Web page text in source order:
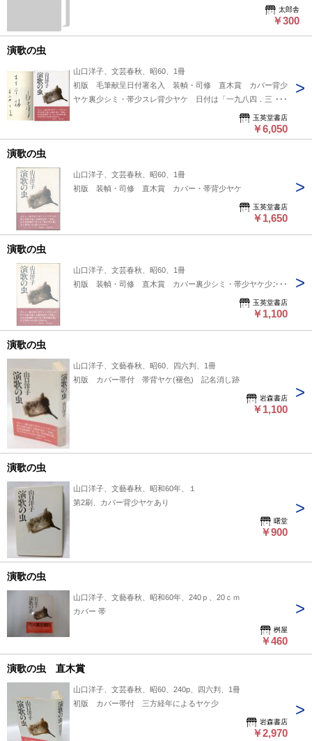
https://www.dropbox.com/scl/fi/mq55pu8m3oeiz6i26bf9f/93733.jpg?
太郎舎
￥300
演歌の虫
山口洋子、文芸春秋、昭60、1冊
初版 毛筆献呈日付署名入 装幀・司修 直木賞 カバー背少
ヤケ裏少シミ・帯少スレ背少ヤケ 日付は「一九八四．三．十
九」と読み取れるが「一九八五」の書き間違いか
玉英堂書店
￥6,050
演歌の虫
山口洋子、文芸春秋、昭60、1冊
初版 装幀・司修 直木賞 カバー・帯背少ヤケ
玉英堂書店
￥1,650
演歌の虫
山口洋子、文芸春秋、昭60、1冊
初版 装幀・司修 直木賞 カバー裏少シミ・帯少ヤケ少スレ
玉英堂書店
￥1,100
演歌の虫
山口洋子、文藝春秋、昭60、四六判、1冊
初版 カバー帯付 帯背ヤケ(褪色) 記名消し跡
岩森書店
￥1,100
演歌の虫
山口洋子、文藝春秋、昭和60年、１
第2刷、カバー背少ヤケあり
曙堂
￥900
演歌の虫
山口洋子、文藝春秋、昭和60年、240ｐ、20ｃｍ
カバー 帯
桝屋
￥460
演歌の虫 直木賞
山口洋子、文芸春秋、昭60、240p、四六判、1冊
初版 カバー帯付 三方経年によるヤケ少
岩森書店
￥2,970